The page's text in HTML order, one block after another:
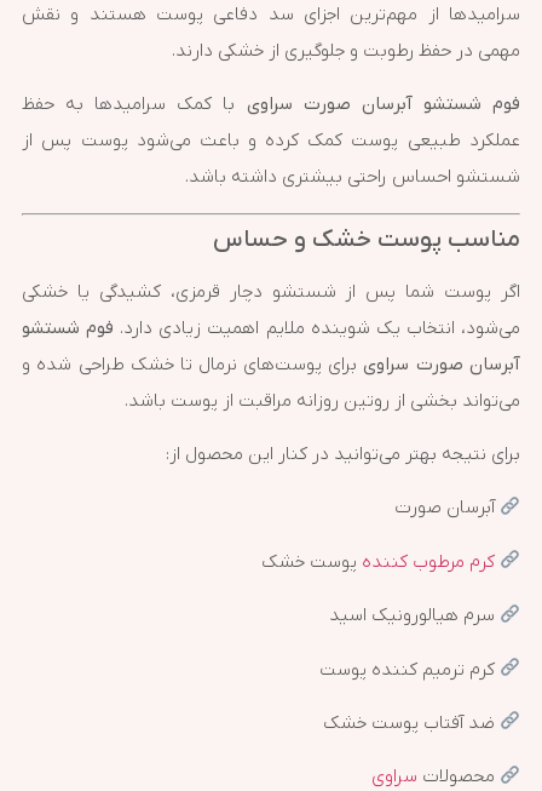
سرامیدها از مهم‌ترین اجزای سد دفاعی پوست هستند و نقش
مهمی در حفظ رطوبت و جلوگیری از خشکی دارند.
فوم شستشو آبرسان صورت سراوی با کمک سرامیدها به حفظ
عملکرد طبیعی پوست کمک کرده و باعث می‌شود پوست پس از
شستشو احساس راحتی بیشتری داشته باشد.
مناسب پوست خشک و حساس
اگر پوست شما پس از شستشو دچار قرمزی، کشیدگی یا خشکی
می‌شود، انتخاب یک شوینده ملایم اهمیت زیادی دارد. فوم شستشو
آبرسان صورت سراوی برای پوست‌های نرمال تا خشک طراحی شده و
می‌تواند بخشی از روتین روزانه مراقبت از پوست باشد.
برای نتیجه بهتر می‌توانید در کنار این محصول از:
آبرسان صورت
کرم مرطوب کننده پوست خشک
سرم هیالورونیک اسید
کرم ترمیم کننده پوست
ضد آفتاب پوست خشک
محصولات سراوی